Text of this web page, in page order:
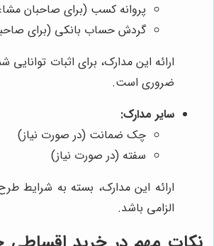
پروانه کسب (برای صاحبان
گردش حساب بانکی (برای
ارائه این مدارک، برای اثبات
ضروری است.
سایر مدارک:
چک ضمانت (در صورت نیاز)
سفته (در صورت نیاز)
ارائه این مدارک، بسته به شرایط
الزامی باشد.